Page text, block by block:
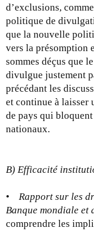
d’exclusions,
politique de
que la nouvelle
vers la présomption
sommes déçus que
divulgue justement
précédant les
et continue à laisser
de pays qui
nationaux.
B) Efficacité
• Rapport sur les
Banque mondiale et
comprendre les